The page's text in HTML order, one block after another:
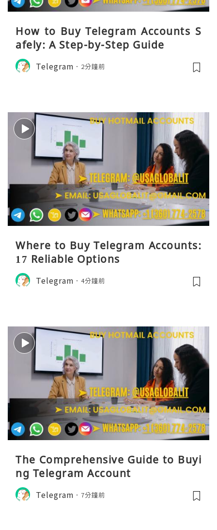
How to Buy Telegram Accounts S
afely: A Step-by-Step Guide
Telegram 2分鐘前
Where to Buy Telegram Accounts:
17 Reliable Options
Telegram 4分鐘前
The Comprehensive Guide to Buyi
ng Telegram Account
Telegram 7分鐘前